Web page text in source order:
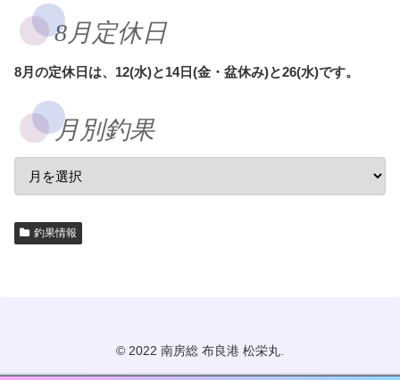
8月定休日
8月の定休日は、12(水)と14日(金・盆休み)と26(水)です。
月別釣果
釣果情報
© 2022 南房総 布良港 松栄丸.